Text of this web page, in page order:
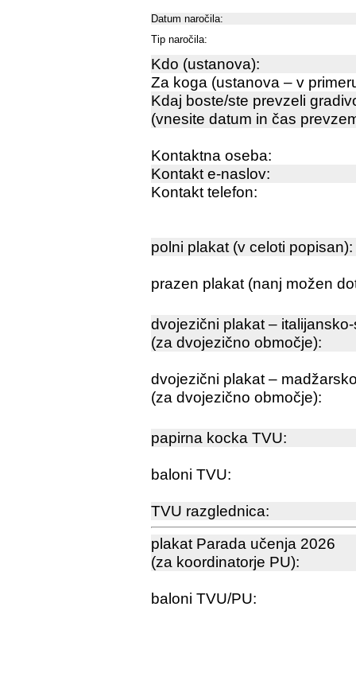
Datum naročila:
Tip naročila:
Kdo (ustanova):
Za koga (ustanova – v
Kdaj boste/ste prevzeli
(vnesite datum in čas
Kontaktna oseba:
Kontakt e-naslov:
Kontakt telefon:
polni plakat (v celoti popisan):
prazen plakat (nanj možen
dvojezični plakat –
(za dvojezično območje):
dvojezični plakat –
(za dvojezično območje):
papirna kocka TVU:
baloni TVU:
TVU razglednica:
plakat Parada učenja 2026
(za koordinatorje PU):
baloni TVU/PU: